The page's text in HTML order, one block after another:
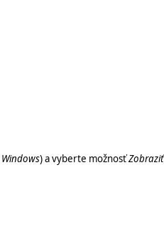
Windows) a vyberte možnosťZobraziť